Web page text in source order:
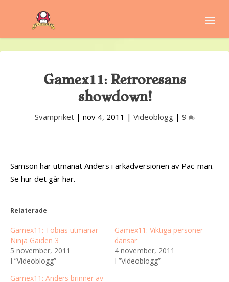
Gamex11: Retroresans
showdown!
Svampriket| nov 4, 2011 | Videoblogg| 9
Samson har utmanat Anders i arkadversionen av Pac-man.
Se hur det går här.
Relaterade
Gamex11: Tobias utmanar
Ninja Gaiden 3
5 november, 2011
I ”Videoblogg”
Gamex11: Viktiga personer
dansar
4 november, 2011
I ”Videoblogg”
Gamex11: Anders brinner av